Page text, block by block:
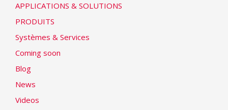
APPLICATIONS & SOLUTIONS
PRODUITS
Systèmes & Services
Coming soon
Blog
News
Videos